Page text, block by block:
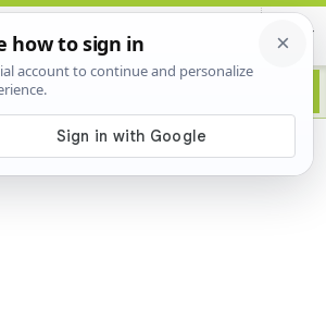
Advertisement